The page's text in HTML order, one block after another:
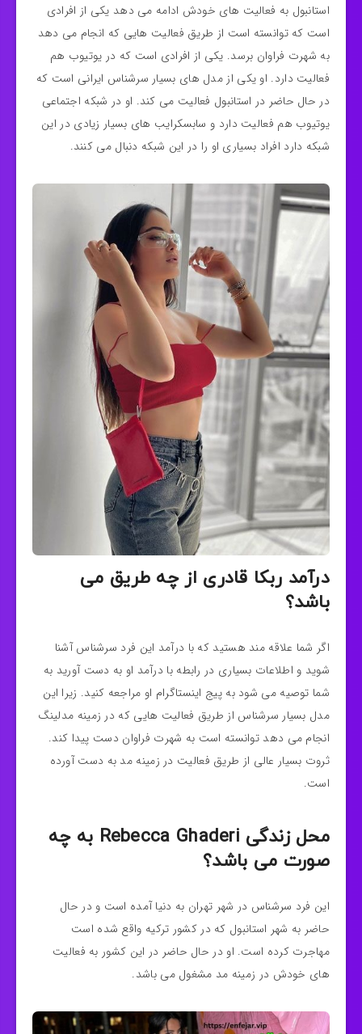
استانبول به فعالیت های خودش ادامه می‌ دهد یکی از افرادی
است که توانسته است از طریق فعالیت هایی که انجام می‌ دهد
به شهرت فراوان برسد. یکی از افرادی است که در یوتیوب هم
فعالیت دارد. او یکی از مدل های بسیار سرشناس ایرانی است که
در حال حاضر در استانبول فعالیت می‌ کند. او در شبکه اجتماعی
یوتیوب هم فعالیت دارد و سابسکرایب های بسیار زیادی در این
شبکه دارد افراد بسیاری او را در این شبکه دنبال می‌ کنند.
درآمد ربکا قادری از چه طریق می
باشد؟
اگر شما علاقه مند هستید که با درآمد این فرد سرشناس آشنا
شوید و اطلاعات بسیاری در رابطه با درآمد او به دست آورید به
شما توصیه می شود به پیج اینستاگرام او مراجعه کنید. زیرا این
مدل بسیار سرشناس از طریق فعالیت هایی که در زمینه مدلینگ
انجام می‌ دهد توانسته است به شهرت فراوان دست پیدا کند.
ثروت بسیار عالی از طریق فعالیت در زمینه مد به دست آورده
است.
محل زندگی Rebecca Ghaderi به چه
صورت می باشد؟
این فرد سرشناس در شهر تهران به دنیا آمده است و در حال
حاضر به شهر استانبول که در کشور ترکیه واقع شده است
مهاجرت کرده است. او در حال حاضر در این کشور به فعالیت
های خودش در زمینه مد مشغول می باشد.